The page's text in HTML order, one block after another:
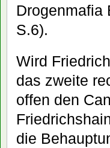
S.6).
Wird
das zweite
offen den
die